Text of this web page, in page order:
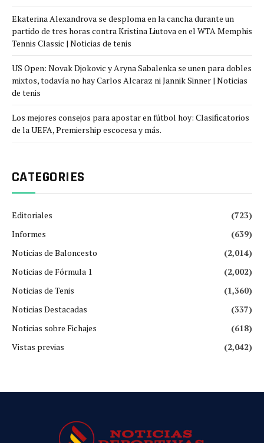
Ekaterina Alexandrova se desploma en la cancha durante un
partido de tres horas contra Kristina Liutova en el WTA Memphis
Tennis Classic | Noticias de tenis
US Open: Novak Djokovic y Aryna Sabalenka se unen para dobles
mixtos, todavía no hay Carlos Alcaraz ni Jannik Sinner | Noticias
de tenis
Los mejores consejos para apostar en fútbol hoy: Clasificatorios
de la UEFA, Premiership escocesa y más.
CATEGORIES
Editoriales
(723)
Informes
(639)
Noticias de Baloncesto
(2,014)
Noticias de Fórmula 1
(2,002)
Noticias de Tenis
(1,360)
Noticias Destacadas
(337)
Noticias sobre Fichajes
(618)
Vistas previas
(2,042)